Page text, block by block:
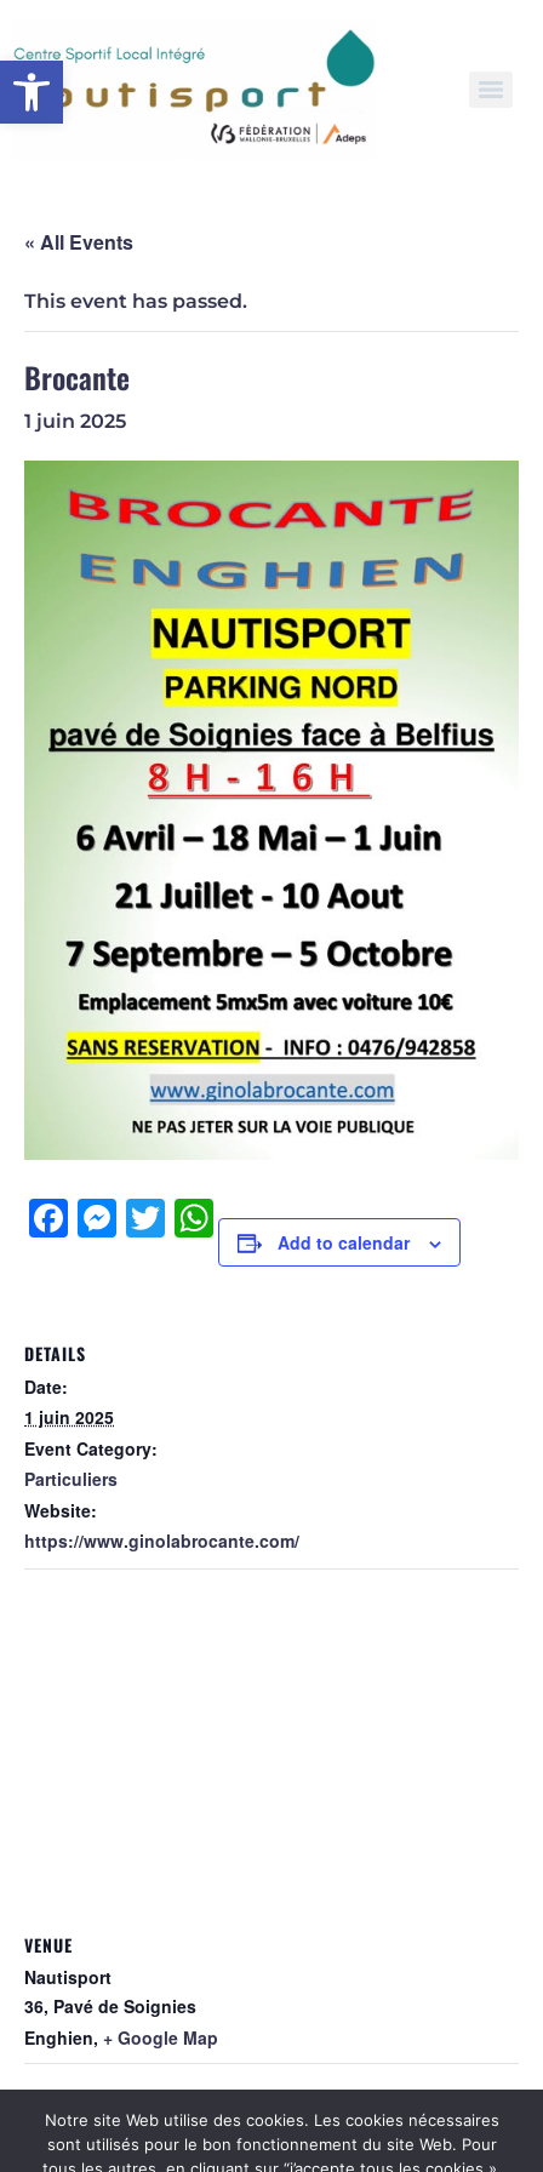
Open toolbar
« All Events
This event has passed.
Brocante
1 juin 2025
Facebook
Messenger
Twitter
WhatsApp
Add to calendar
DETAILS
Date:
1 juin 2025
Event Category:
Particuliers
Website:
https://www.ginolabrocante.com/
VENUE
Nautisport
36, Pavé de Soignies
Enghien, + Google Map
Notre site Web utilise des cookies. Les cookies nécessaires
sont utilisés pour le bon fonctionnement du site Web. Pour